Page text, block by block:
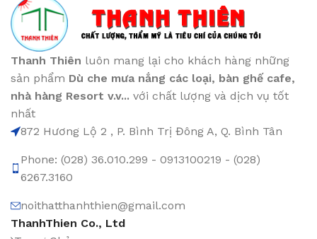
Thanh Thiên luôn mang lại cho khách hàng những
sản phẩm Dù che mưa nắng các loại, bàn ghế cafe,
nhà hàng Resort v.v... với chất lượng và dịch vụ tốt
nhất
872 Hương Lộ 2 , P. Bình Trị Đông A, Q. Bình Tân
Phone: (028) 36.010.299 - 0913100219 - (028)
6267.3160
noithatthanhthien@gmail.com
ThanhThien Co., Ltd